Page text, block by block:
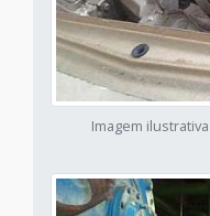
Imagem